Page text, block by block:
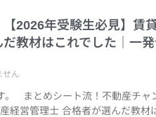
【2026年受験生必見】賃
教材はこれでした｜一
せん
。 まとめシート流！不動産チャ
経営管理士 合格者が選んだ教材